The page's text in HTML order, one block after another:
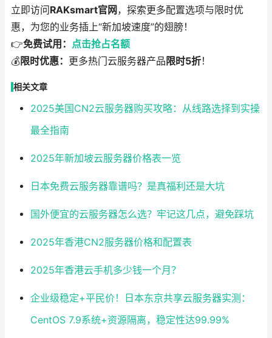
立即访问 RAKsmart官网 ，探索更多配置选项与限时优
惠，为您的业务插上“新加坡速度”的翅膀！
👉免费试用： 点击抢占名额
💰限时优惠： 更多热门云服务器产品 限时5折！
相关文章
2025美国CN2云服务器购买攻略：从线路选择到实操
最全指南
2025年新加坡云服务器价格表一览
日本免费云服务器靠谱吗？是真福利还是大坑
国外便宜的云服务器怎么选？牢记这几点，避免踩坑
2025年香港CN2服务器价格和配置表
2025年香港云手机多少钱一个月？
企业级稳定+平民价！日本东京共享云服务器实测：
CentOS 7.9系统+资源隔离，稳定性达99.99%